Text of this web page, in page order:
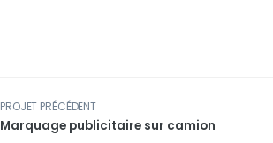
PROJET PRÉCÉDENT
Marquage publicitaire sur camion